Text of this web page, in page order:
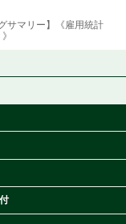
ファンダ・テクニ
えます。
マ・好業績のバリ
ます。
サマリー】《雇用統計